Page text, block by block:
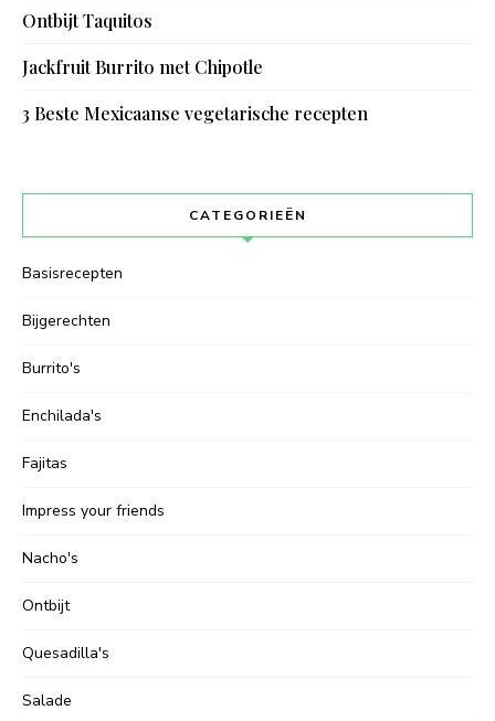
Ontbijt Taquitos
Jackfruit Burrito met Chipotle
3 Beste Mexicaanse vegetarische recepten
CATEGORIEËN
Basisrecepten
Bijgerechten
Burrito's
Enchilada's
Fajitas
Impress your friends
Nacho's
Ontbijt
Quesadilla's
Salade